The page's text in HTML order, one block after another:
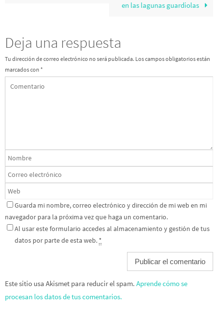
en las lagunas guardiolas
Deja una respuesta
Tu dirección de correo electrónico no será publicada. Los campos obligatorios están
marcados con *
Guarda mi nombre, correo electrónico y dirección de mi web en mi
navegador para la próxima vez que haga un comentario.
Al usar este formulario accedes al almacenamiento y gestión de tus
datos por parte de esta web. *
Este sitio usa Akismet para reducir el spam. Aprende cómo se
procesan los datos de tus comentarios.